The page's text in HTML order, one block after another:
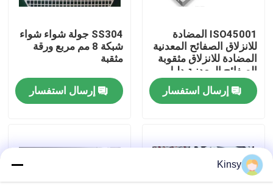
مراقبة الجودة
اتصل بنا
القضايا
شاشة شبكة الأسلاك المنسوجة
ISO45001 المضادة
للانزلاق الصفائح المعدنية
المضادة للانزلاق مثقوبة
الصفائح المعدنية دليل
على ارتداء
إرسال استفسار
SS304 جولة شواء شواء
شبكة 8 مم مربع ورقة
مثقبة
إرسال استفسار
Kinsy